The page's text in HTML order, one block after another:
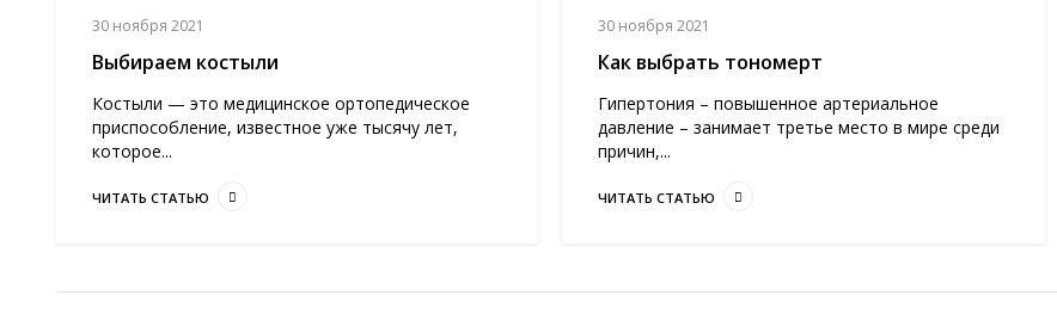
30 ноября 2021
Выбираем костыли
Костыли — это медицинское ортопедическое
приспособление, известное уже тысячу лет,
которое...
ЧИТАТЬ СТАТЬЮ
30 ноября 2021
Как выбрать тономерт
Гипертония – повышенное артериальное
давление – занимает третье место в мире среди
причин,...
ЧИТАТЬ СТАТЬЮ